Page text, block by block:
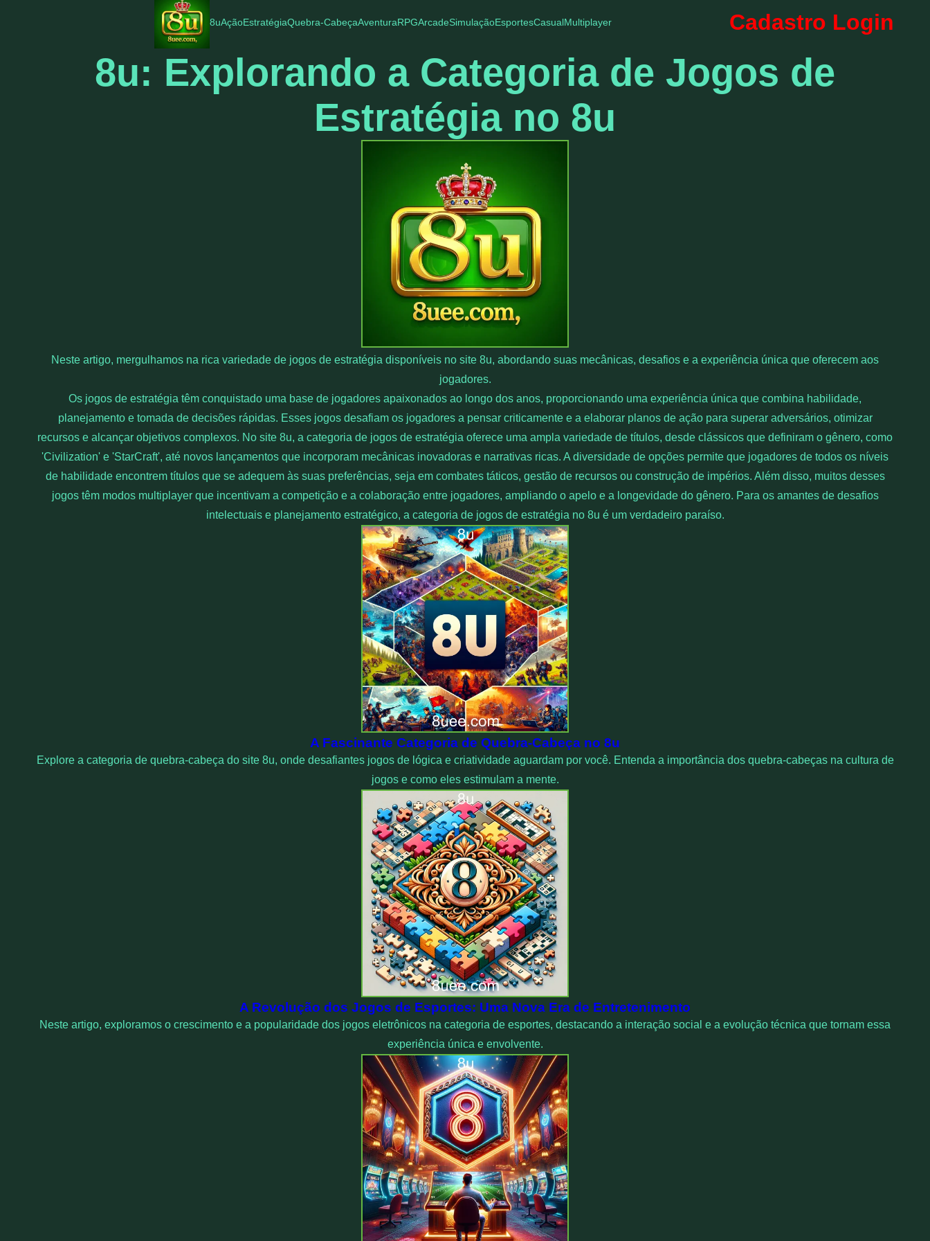
8uAçãoEstratégiaQuebra-CabeçaAventuraRPGArcadeSimulaçãoEsportesCasualMultiplayer Cadastro Login
8u: Explorando a Categoria de Jogos de
Estratégia no 8u
Neste artigo, mergulhamos na rica variedade de jogos de estratégia disponíveis no site 8u, abordando suas mecânicas, desafios e a experiência única que oferecem aos
jogadores.
Os jogos de estratégia têm conquistado uma base de jogadores apaixonados ao longo dos anos, proporcionando uma experiência única que combina habilidade,
planejamento e tomada de decisões rápidas. Esses jogos desafiam os jogadores a pensar criticamente e a elaborar planos de ação para superar adversários, otimizar
recursos e alcançar objetivos complexos. No site 8u, a categoria de jogos de estratégia oferece uma ampla variedade de títulos, desde clássicos que definiram o gênero, como
'Civilization' e 'StarCraft', até novos lançamentos que incorporam mecânicas inovadoras e narrativas ricas. A diversidade de opções permite que jogadores de todos os níveis
de habilidade encontrem títulos que se adequem às suas preferências, seja em combates táticos, gestão de recursos ou construção de impérios. Além disso, muitos desses
jogos têm modos multiplayer que incentivam a competição e a colaboração entre jogadores, ampliando o apelo e a longevidade do gênero. Para os amantes de desafios
intelectuais e planejamento estratégico, a categoria de jogos de estratégia no 8u é um verdadeiro paraíso.
A Fascinante Categoria de Quebra-Cabeça no 8u
Explore a categoria de quebra-cabeça do site 8u, onde desafiantes jogos de lógica e criatividade aguardam por você. Entenda a importância dos quebra-cabeças na cultura de
jogos e como eles estimulam a mente.
A Revolução dos Jogos de Esportes: Uma Nova Era de Entretenimento
Neste artigo, exploramos o crescimento e a popularidade dos jogos eletrônicos na categoria de esportes, destacando a interação social e a evolução técnica que tornam essa
experiência única e envolvente.